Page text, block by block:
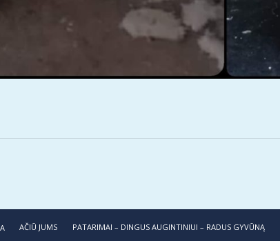
AČIŪ JUMS PATARIMAI – DINGUS AUGINTINIUI – RADUS GYVŪNĄ